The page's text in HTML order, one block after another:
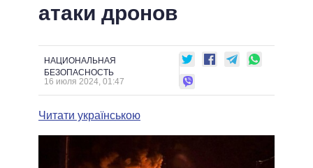
ОБЗОРЫ
ПРЕЗИДЕНТ И ОФИС
ГЛАВЫ ОБЛАДМИНИСТРАЦИЙ
МЭРЫ
ВСЕ ПЕРСОНЫ
ВИДЕО
ПОДДЕРЖАТЬ
СРАВНЕНИЕ ПОЛИТИКОВ
атаки дронов
НАЦИОНАЛЬНАЯ
БЕЗОПАСНОСТЬ
16 июля 2024, 01:47
Читати українською